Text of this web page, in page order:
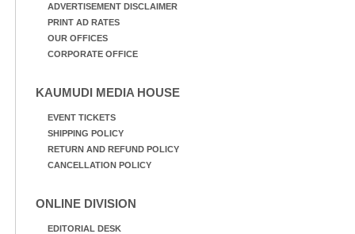
ADVERTISEMENT DISCLAIMER
PRINT AD RATES
OUR OFFICES
CORPORATE OFFICE
KAUMUDI MEDIA HOUSE
EVENT TICKETS
SHIPPING POLICY
RETURN AND REFUND POLICY
CANCELLATION POLICY
ONLINE DIVISION
EDITORIAL DESK